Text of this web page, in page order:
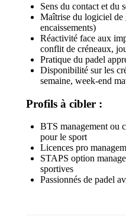
Sens du contact et du
Maîtrise du logiciel de
encaissements)
Réactivité face aux
conflit de créneaux,
Pratique du padel
Disponibilité sur les
semaine, week-end
Profils à cibler :
BTS management ou
pour le sport
Licences pro
STAPS option
sportives
Passionnés de padel